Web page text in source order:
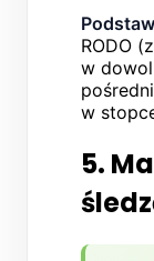
RODO
w
w
5.